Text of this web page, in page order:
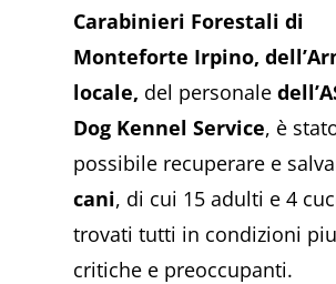
Carabinieri Forestali di
Monteforte Irpino,
locale, del personale
Dog Kennel Service, è
possibile recuperare e
cani, di cui 15 adulti e 4
trovati tutti in condizioni
critiche e preoccupanti.